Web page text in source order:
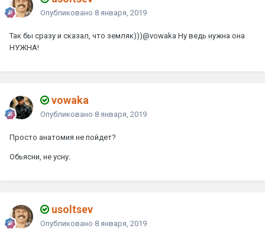
Опубликовано 8 января, 2019
Так бы сразу и сказал, что земляк)))@vowaka Ну ведь нужна она
НУЖНА!
vowaka
Опубликовано 8 января, 2019
Просто анатомия не пойдет?
Обьясни, не усну.
usoltsev
Опубликовано 8 января, 2019